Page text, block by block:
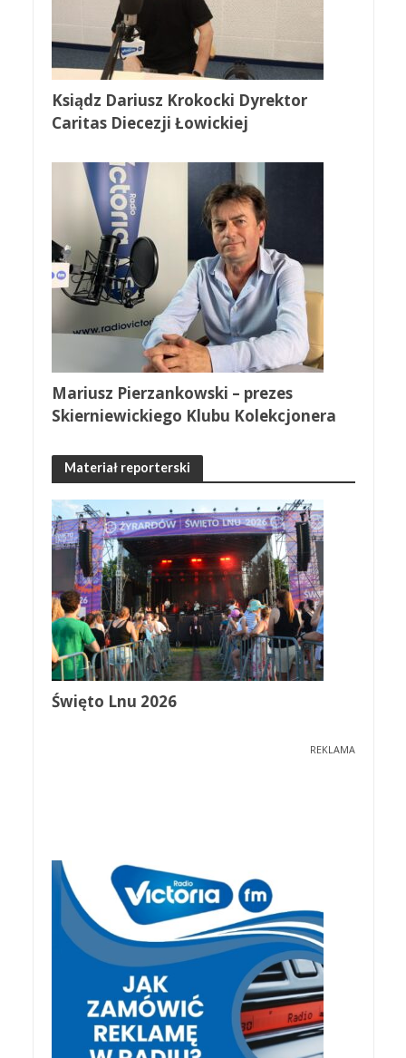
Ksiądz Dariusz Krokocki Dyrektor
Caritas Diecezji Łowickiej
Mariusz Pierzankowski – prezes
Skierniewickiego Klubu Kolekcjonera
Materiał reporterski
Święto Lnu 2026
REKLAMA